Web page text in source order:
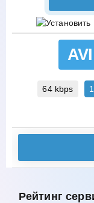
AVI
64 kbps
Рейтинг